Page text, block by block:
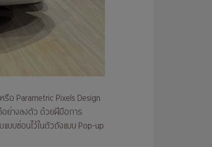
อ Parametric Pixels Design
อย่างลงตัว ด้วยฝีมือการ
บบซ่อนไว้ในตัวถังแบบ Pop-up